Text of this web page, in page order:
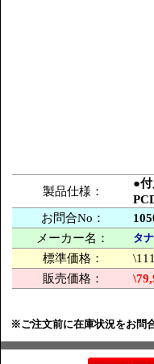
製品仕様：
●
お問合No：
メーカー名：
タ
標準価格：
販売価格：
※ご注文前に在庫状況をお問